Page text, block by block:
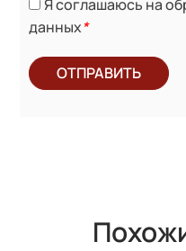
Я соглашаюсь на
данных*
ОТПРАВИТЬ